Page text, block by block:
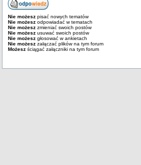
Nie możesz pisać nowych tematów
Nie możesz odpowiadać w tematach
Nie możesz zmieniać swoich postów
Nie możesz usuwać swoich postów
Nie możesz głosować w ankietach
Nie możesz załączać plików na tym forum
Możesz ściągać załączniki na tym forum